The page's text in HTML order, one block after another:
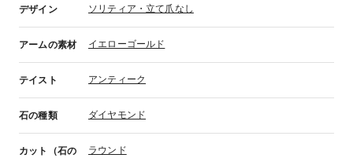
デザイン ソリティア・立て爪なし
アームの素材 イエローゴールド
テイスト アンティーク
石の種類 ダイヤモンド
カット（石の
ラウンド